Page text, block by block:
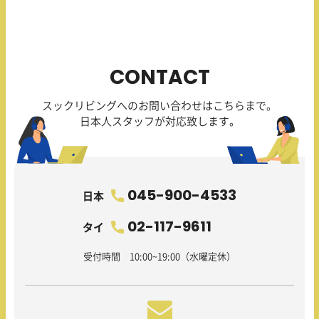
CONTACT
スックリビングへのお問い合わせはこちらまで。
日本人スタッフが対応致します。
日本 045-900-4533
タイ 02-117-9611
受付時間 10:00~19:00（水曜定休）